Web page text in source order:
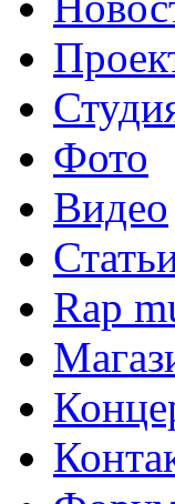
Фото
Видео
Rap